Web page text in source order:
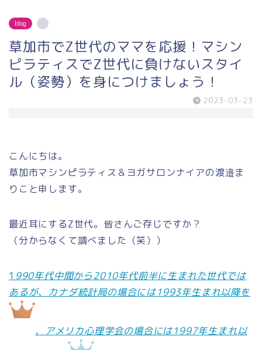
blog
草加市でZ世代のママを応援！マシン
ピラティスでZ世代に負けないスタイ
ル（姿勢）を身につけましょう！
2023-03-23
こんにちは。
草加市マシンピラティス＆ヨガサロンナイアの渡邉ま
りこと申します。
最近耳にするZ世代。皆さんご存じですか？
（分からなくて調べました（笑））
1 990年代中間から2010年代前半に生まれた世代では
あるが、カナダ統計局の場合には1993年生まれ以降を
、アメリカ心理学会の場合には1997年生まれ以